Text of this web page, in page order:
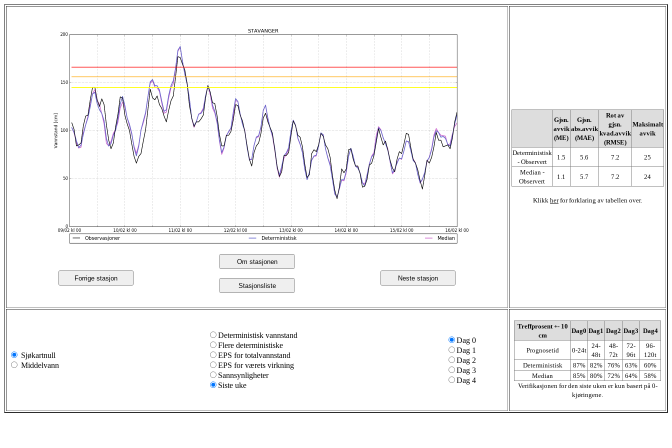
Forrige stasjon
Om stasjonen
Stasjonsliste
Neste stasjon
Gjsn.
avvik
(ME)
Gjsn.
abs.avvik
(MAE)
Rot av
gjsn.
kvad.avvik
(RMSE)
Maksimalt
avvik
Deterministisk
- Observert
1.5 5.6 7.2
25
Median -
Observert
1.1 5.7 7.2 24
Klikk herfor forklaring av tabellen over.
Sjøkartnull
Middelvann
Deterministisk vannstand
Flere deterministiske
EPS for totalvannstand
EPS for værets virkning
Sannsynligheter
Siste uke
Dag 0
Dag 1
Dag 2
Dag 3
Dag 4
Treffprosent +- 10
cm
Dag0 Dag1 Dag2 Dag3 Dag4
Prognosetid 0-24t
24-
48t
48-
72t
72-
96t
96-
120t
Deterministisk
87% 82% 76% 63%
60%
Median
85% 80% 72% 64%
58%
Verifikasjonen for den siste uken er kun basert på 0-
kjøringene.